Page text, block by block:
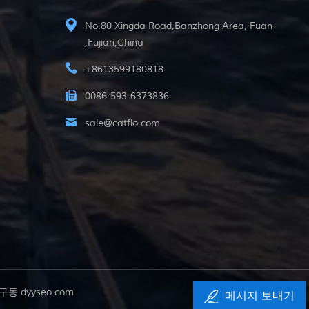
No.80 Xingda Road,Banzhong Area, Fuan
,Fujian,China
+8613599180818
0086-593-6373836
sale@catflo.com
동 dyyseo.com 메시지 보내기